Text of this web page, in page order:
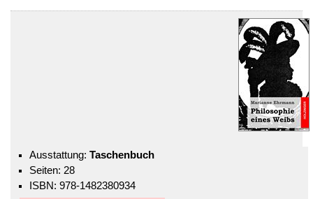
Ausstattung: Taschenbuch
Seiten: 28
ISBN: 978-1482380934